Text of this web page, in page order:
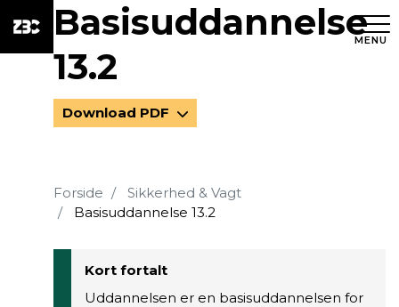
MENU
Basisuddannelse
13.2
Download PDF
Forside
Sikkerhed & Vagt
Basisuddannelse 13.2
Kort fortalt
Uddannelsen er en basisuddannelsen for